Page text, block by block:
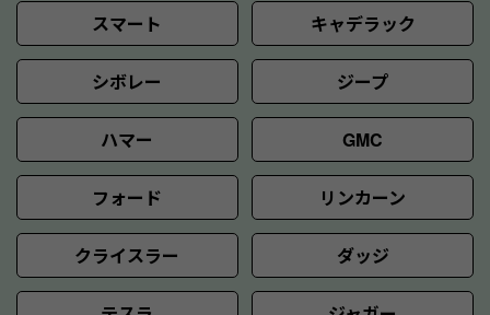
スマート キャデラック
シボレー ジープ
ハマー GMC
フォード リンカーン
クライスラー ダッジ